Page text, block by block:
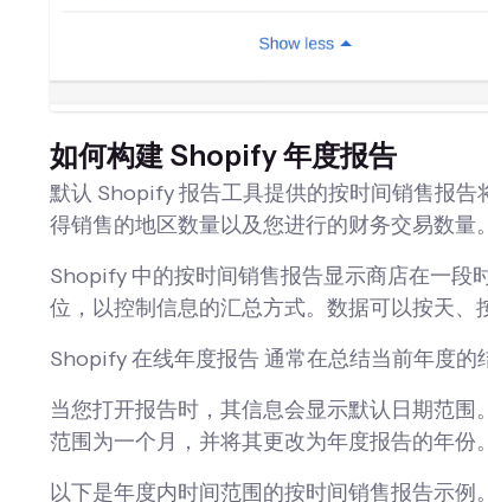
如何构建 Shopify 年度报告
默认 Shopify 报告工具提供的按时间销售报
得销售的地区数量以及您进行的财务交易数量。
Shopify 中的按时间销售报告显示商店在一段
位，以控制信息的汇总方式。数据可以按天、
Shopify 在线年度报告通常在总结当前年度的
当您打开报告时，其信息会显示默认日期范
范围为一个月，并将其更改为年度报告的年份
以下是年度内时间范围的按时间销售报告示